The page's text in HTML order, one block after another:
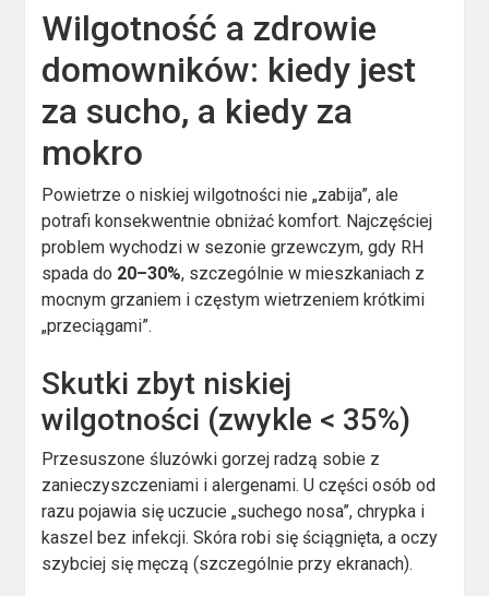
Wilgotność a zdrowie
domowników: kiedy jest
za sucho, a kiedy za
mokro
Powietrze o niskiej wilgotności nie „zabija”, ale
potrafi konsekwentnie obniżać komfort. Najczęściej
problem wychodzi w sezonie grzewczym, gdy RH
spada do 20–30%, szczególnie w mieszkaniach z
mocnym grzaniem i częstym wietrzeniem krótkimi
„przeciągami”.
Skutki zbyt niskiej
wilgotności (zwykle < 35%)
Przesuszone śluzówki gorzej radzą sobie z
zanieczyszczeniami i alergenami. U części osób od
razu pojawia się uczucie „suchego nosa”, chrypka i
kaszel bez infekcji. Skóra robi się ściągnięta, a oczy
szybciej się męczą (szczególnie przy ekranach).